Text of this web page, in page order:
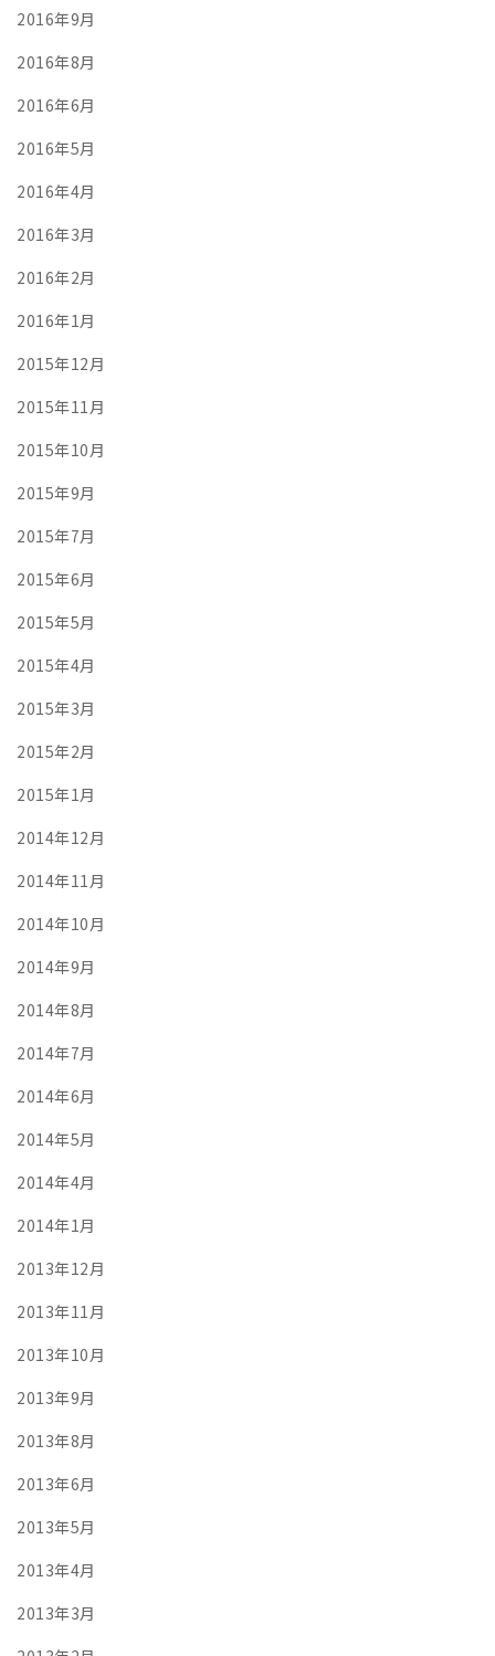
2016年9月
2016年8月
2016年6月
2016年5月
2016年4月
2016年3月
2016年2月
2016年1月
2015年12月
2015年11月
2015年10月
2015年9月
2015年7月
2015年6月
2015年5月
2015年4月
2015年3月
2015年2月
2015年1月
2014年12月
2014年11月
2014年10月
2014年9月
2014年8月
2014年7月
2014年6月
2014年5月
2014年4月
2014年1月
2013年12月
2013年11月
2013年10月
2013年9月
2013年8月
2013年6月
2013年5月
2013年4月
2013年3月